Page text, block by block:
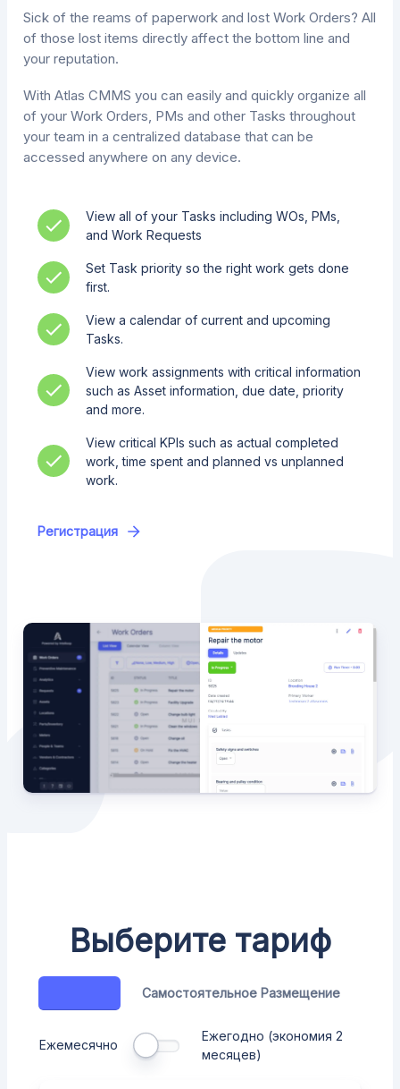
Sick of the reams of paperwork and lost Work Orders? All
of those lost items directly affect the bottom line and
your reputation.
With Atlas CMMS you can easily and quickly organize all
of your Work Orders, PMs and other Tasks throughout
your team in a centralized database that can be
accessed anywhere on any device.
View all of your Tasks including WOs, PMs,
and Work Requests
Set Task priority so the right work gets done
first.
View a calendar of current and upcoming
Tasks.
View work assignments with critical information
such as Asset information, due date, priority
and more.
View critical KPIs such as actual completed
work, time spent and planned vs unplanned
work.
Регистрация
Выберите тариф
Самостоятельное Размещение
Ежемесячно
Ежегодно (экономия 2
месяцев)